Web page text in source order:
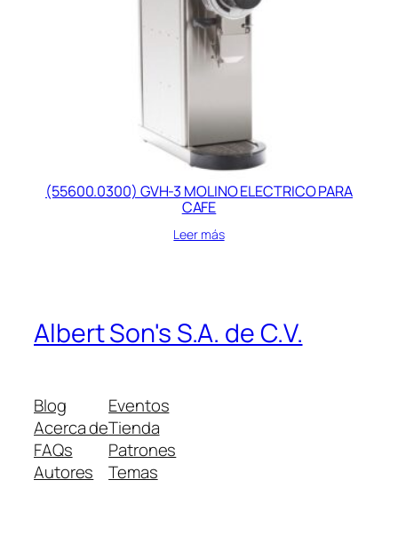
(55600.0300) GVH-3 MOLINO ELECTRICO PARA
CAFE
Leer más
Albert Son's S.A. de C.V.
Blog
Acerca de
FAQs
Autores
Eventos
Tienda
Patrones
Temas